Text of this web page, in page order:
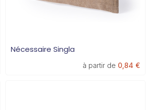
Nécessaire Singla
à partir de 0,84 €